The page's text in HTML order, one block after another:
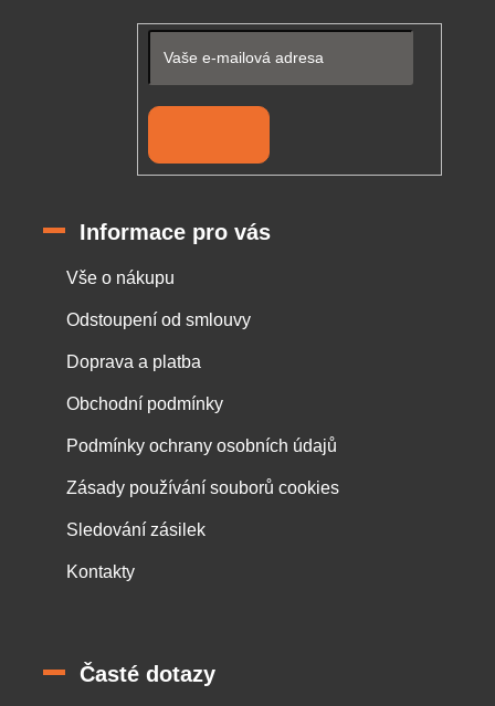
Informace pro vás
Vše o nákupu
Odstoupení od smlouvy
Doprava a platba
Obchodní podmínky
Podmínky ochrany osobních údajů
Zásady používání souborů cookies
Sledování zásilek
Kontakty
Časté dotazy